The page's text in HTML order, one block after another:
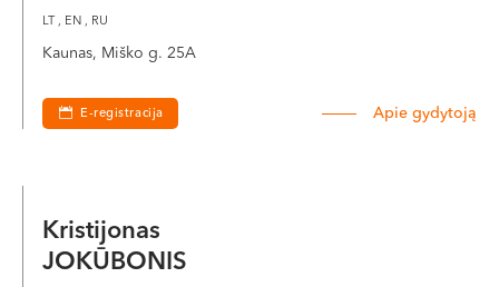
LT , EN , RU
Kaunas, Miško g. 25A
E-registracija Apie gydytoją
Kristijonas
JOKŪBONIS